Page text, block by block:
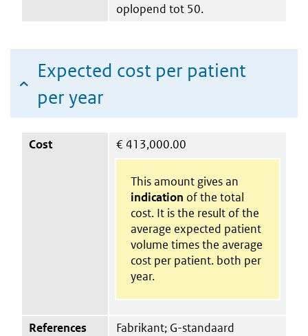
oplopend tot 50.
Expected cost per patient
per year
Cost € 413,000.00
This amount gives an
indication of the total
cost. It is the result of the
average expected patient
volume times the average
cost per patient. both per
year.
References
Fabrikant; G-standaard